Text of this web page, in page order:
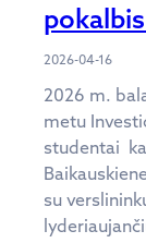
2026-04-16
2026 m.
metu
studentai
su